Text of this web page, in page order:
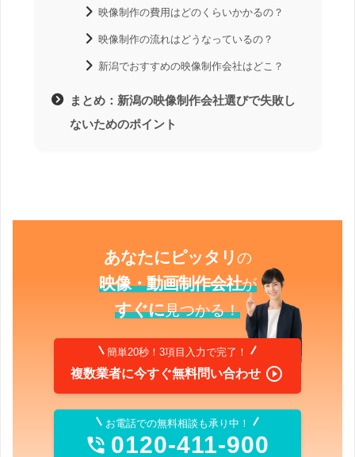
映像制作の費用はどのくらいかかるの？
映像制作の流れはどうなっているの？
新潟でおすすめの映像制作会社はどこ？
まとめ：新潟の映像制作会社選びで失敗し
ないためのポイント
あなたにピッタリの
映像・動画制作会社が
すぐに見つかる！
簡単20秒！3項目入力で完了！
複数業者に今すぐ無料問い合わせ 
お電話での無料相談も承り中！
 0120-411-900